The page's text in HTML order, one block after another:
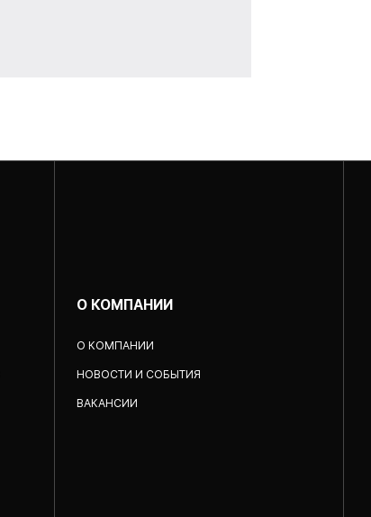
О КОМПАНИИ
О КОМПАНИИ
НОВОСТИ И СОБЫТИЯ
ВАКАНСИИ